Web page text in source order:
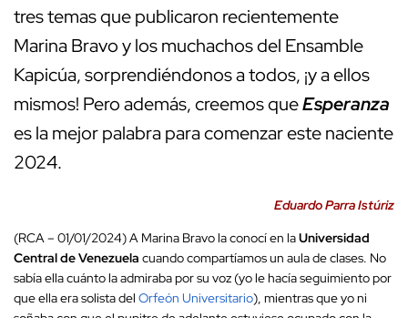
tres temas que publicaron recientemente
Marina Bravo y los muchachos del Ensamble
Kapicúa, sorprendiéndonos a todos, ¡y a ellos
mismos! Pero además, creemos queEsperanza
es la mejor palabra para comenzar este naciente
2024.
Eduardo Parra Istúriz
(RCA – 01/01/2024) A Marina Bravo la conocí en laUniversidad
Central de Venezuela cuando compartíamos un aula de clases. No
sabía ella cuánto la admiraba por su voz (yo le hacía seguimiento por
que ella era solista del Orfeón Universitario), mientras que yo ni